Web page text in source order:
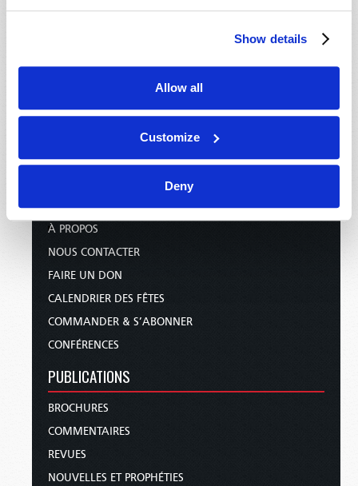
Show details
Allow all
Customize
Deny
STATIONS TV/RADIO
À PROPOS
NOUS CONTACTER
FAIRE UN DON
CALENDRIER DES FÊTES
COMMANDER & S’ABONNER
CONFÉRENCES
PUBLICATIONS
BROCHURES
COMMENTAIRES
REVUES
NOUVELLES ET PROPHÉTIES